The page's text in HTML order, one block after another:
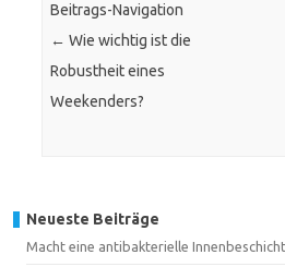
Beitrags-Navigation
← Wie wichtig ist die
Robustheit eines
Weekenders?
Neueste Beiträge
Macht eine antibakterielle